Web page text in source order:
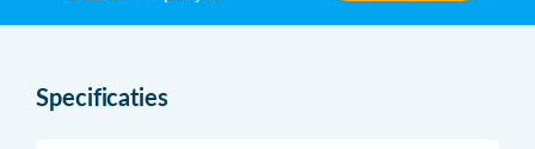
Specificaties